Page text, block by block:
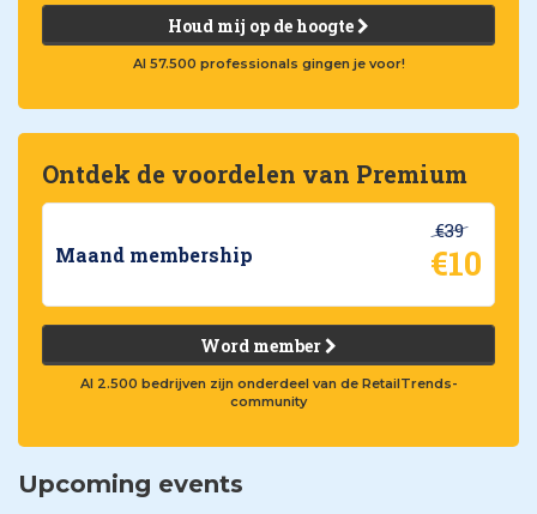
Houd mij op de hoogte
Al 57.500 professionals gingen je voor!
Ontdek de voordelen van Premium
Maand membership
€39
€10
Word member
Al 2.500 bedrijven zijn onderdeel van de RetailTrends-
community
Upcoming events